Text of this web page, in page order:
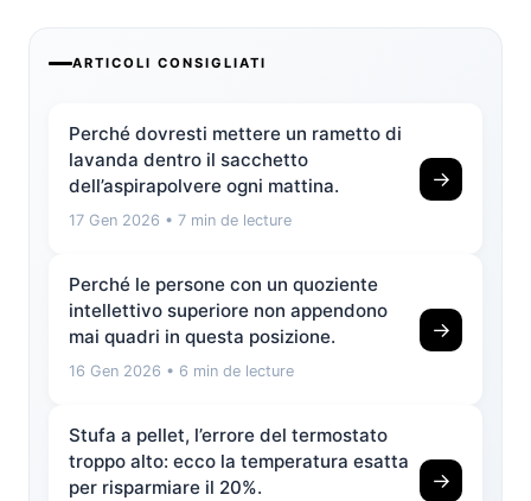
ARTICOLI CONSIGLIATI
Perché dovresti mettere un rametto di
lavanda dentro il sacchetto
dell’aspirapolvere ogni mattina.
17 Gen 2026 • 7 min de lecture
→
Perché le persone con un quoziente
intellettivo superiore non appendono
mai quadri in questa posizione.
16 Gen 2026 • 6 min de lecture
→
Stufa a pellet, l’errore del termostato
troppo alto: ecco la temperatura esatta
per risparmiare il 20%.
→